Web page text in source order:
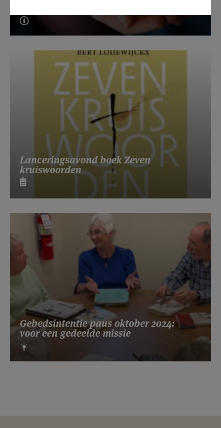
Lanceringsavond boek Zeven
kruiswoorden
Gebedsintentie paus oktober 2024:
voor een gedeelde missie